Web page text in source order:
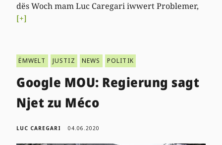
dës Woch mam Luc Caregari iwwert Problemer,
[+]
ËMWELT JUSTIZ NEWS POLITIK
Google MOU: Regierung sagt
Njet zu Méco
LUC CAREGARI 04.06.2020